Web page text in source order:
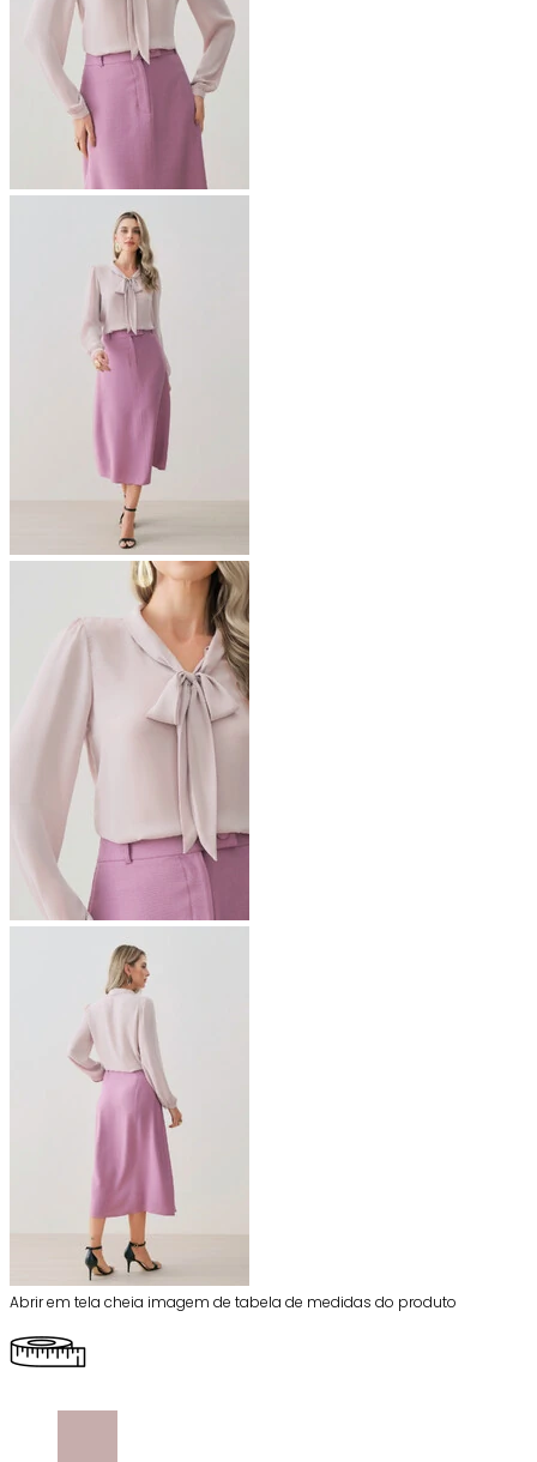
Abrir em tela cheia imagem de tabela de medidas do produto